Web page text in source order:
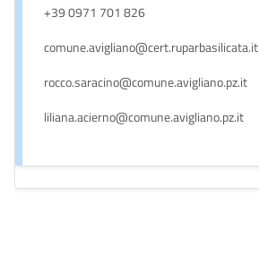
+39 0971 701 826
comune.avigliano@cert.ruparbasilicata.it
rocco.saracino@comune.avigliano.pz.it
liliana.acierno@comune.avigliano.pz.it